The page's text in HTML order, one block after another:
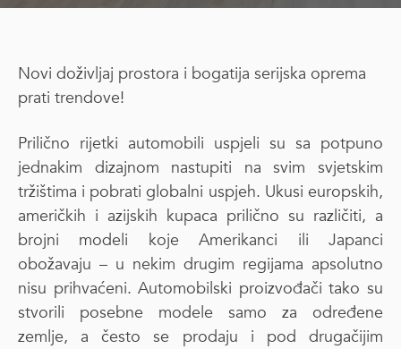
Novi doživljaj prostora i bogatija serijska oprema
prati trendove!
Prilično rijetki automobili uspjeli su sa potpuno
jednakim dizajnom nastupiti na svim svjetskim
tržištima i pobrati globalni uspjeh. Ukusi europskih,
američkih i azijskih kupaca prilično su različiti, a
brojni modeli koje Amerikanci ili Japanci
obožavaju – u nekim drugim regijama apsolutno
nisu prihvaćeni. Automobilski proizvođači tako su
stvorili posebne modele samo za određene
zemlje, a često se prodaju i pod drugačijim